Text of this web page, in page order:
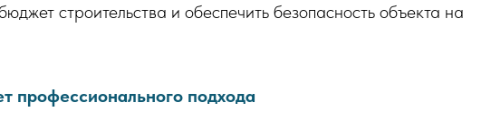
строительства и обеспечить безопасность объекта на
профессионального подхода